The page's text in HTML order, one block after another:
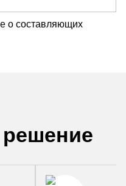
о составляющих